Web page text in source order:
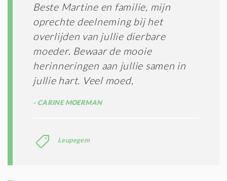
Beste Martine en familie, mijn
oprechte deelneming bij het
overlijden van jullie dierbare
moeder. Bewaar de mooie
herinneringen aan jullie samen in
jullie hart. Veel moed,
CARINE MOERMAN
Leupegem